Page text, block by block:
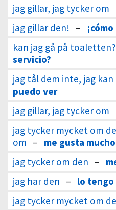
jag gillar, jag tycker om
jag gillar den! –
kan jag gå på toaletten?
servicio?
jag tål dem inte, jag kan
puedo ver
jag gillar, jag tycker om
jag tycker mycket om
om – me gusta mucho
jag tycker om den –
jag har den – lo tengo
jag tycker mycket om